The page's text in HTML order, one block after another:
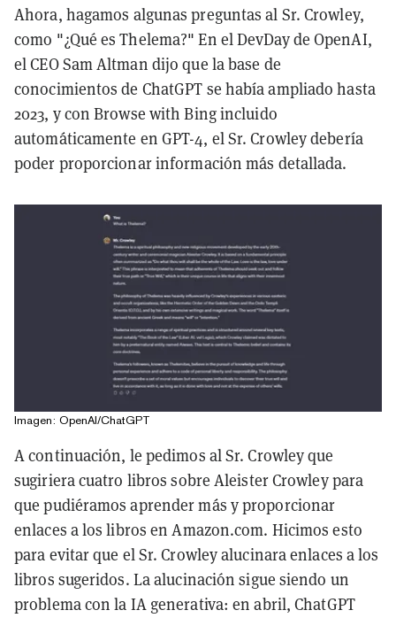
Ahora, hagamos algunas preguntas al Sr. Crowley,
como "¿Qué es Thelema?" En el DevDay de OpenAI,
el CEO Sam Altman dijo que la base de
conocimientos de ChatGPT se había ampliado hasta
2023, y con Browse with Bing incluido
automáticamente en GPT-4, el Sr. Crowley debería
poder proporcionar información más detallada.
Imagen: OpenAI/ChatGPT
A continuación, le pedimos al Sr. Crowley que
sugiriera cuatro libros sobre Aleister Crowley para
que pudiéramos aprender más y proporcionar
enlaces a los libros en Amazon.com. Hicimos esto
para evitar que el Sr. Crowley alucinara enlaces a los
libros sugeridos. La alucinación sigue siendo un
problema con la IA generativa: en abril, ChatGPT